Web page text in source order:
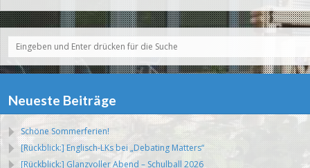
Neueste Beiträge
Schöne Sommerferien!
[Rückblick:] Englisch-LKs bei „Debating Matters“
[Rückblick:] Glanzvoller Abend – Schulball 2026